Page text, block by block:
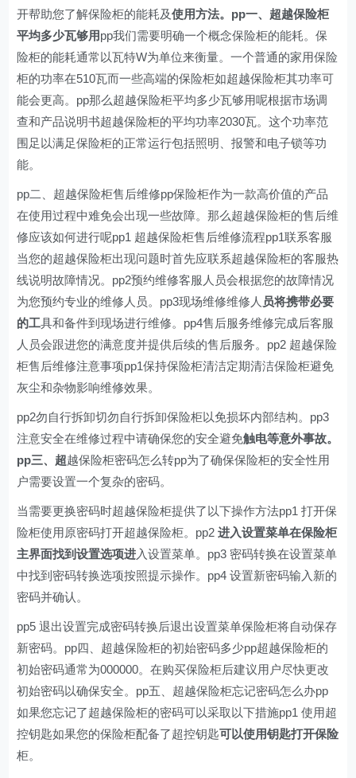
开帮助您了解保险柜的能耗及使用方法。pp一、超越保险柜
平均多少瓦够用pp我们需要明确一个概念保险柜的能耗。保
险柜的能耗通常以瓦特W为单位来衡量。一个普通的家用保险
柜的功率在510瓦而一些高端的保险柜如超越保险柜其功率可
能会更高。pp那么超越保险柜平均多少瓦够用呢根据市场调
查和产品说明书超越保险柜的平均功率2030瓦。这个功率范
围足以满足保险柜的正常运行包括照明、报警和电子锁等功
能。
pp二、超越保险柜售后维修pp保险柜作为一款高价值的产品
在使用过程中难免会出现一些故障。那么超越保险柜的售后维
修应该如何进行呢pp1 超越保险柜售后维修流程pp1联系客服
当您的超越保险柜出现问题时首先应联系超越保险柜的客服热
线说明故障情况。pp2预约维修客服人员会根据您的故障情况
为您预约专业的维修人员。pp3现场维修维修人 员将携带必要
的工具和备件到现场进行维修。pp4售后服务维修完成后客服
人员会跟进您的满意度并提供后续的售后服务。pp2 超越保险
柜售后维修注意事项pp1保持保险柜清洁定期清洁保险柜避免
灰尘和杂物影响维修效果。
pp2勿自行拆卸切勿自行拆卸保险柜以免损坏内部结构。pp3
注意安全在维修过程中请确保您的安全避免触电等意外事故。
pp三、超越保险柜密码怎么转pp为了确保保险柜的安全性用
户需要设置一个复杂的密码。
当需要更换密码时超越保险柜提供了以下操作方法pp1 打开保
险柜使用原密码打开超越保险柜。pp2进入设置菜单在保险柜
主界面找到设置选项进入设置菜单。pp3 密码转换在设置菜单
中找到密码转换选项按照提示操作。pp4 设置新密码输入新的
密码并确认。
pp5 退出设置完成密码转换后退出设置菜单保险柜将自动保存
新密码。pp四、超越保险柜的初始密码多少pp超越保险柜的
初始密码通常为000000。在购买保险柜后建议用户尽快更改
初始密码以确保安全。pp五、超越保险柜忘记密码怎么办pp
如果您忘记了超越保险柜的密码可以采取以下措施pp1 使用超
控钥匙如果您的保险柜配备了超控钥匙可以使用钥匙打开保险
柜。